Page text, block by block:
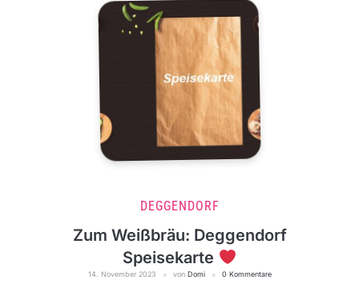
DEGGENDORF
Zum Weißbräu: Deggendorf
Speisekarte
14. November 2023 von Domi 0 Kommentare